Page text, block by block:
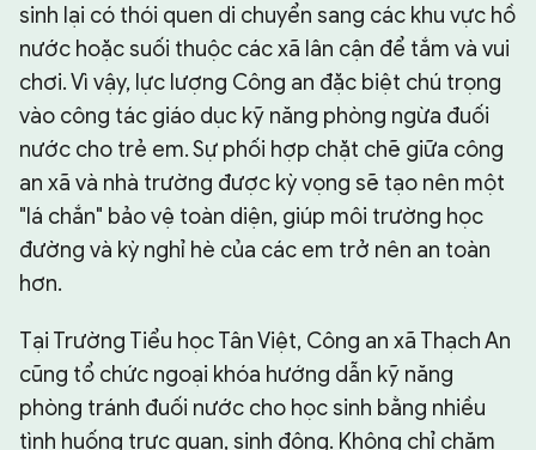
sinh lại có thói quen di chuyển sang các khu vực hồ
nước hoặc suối thuộc các xã lân cận để tắm và vui
chơi. Vì vậy, lực lượng Công an đặc biệt chú trọng
vào công tác giáo dục kỹ năng phòng ngừa đuối
nước cho trẻ em. Sự phối hợp chặt chẽ giữa công
an xã và nhà trường được kỳ vọng sẽ tạo nên một
"lá chắn" bảo vệ toàn diện, giúp môi trường học
đường và kỳ nghỉ hè của các em trở nên an toàn
hơn.
Tại Trường Tiểu học Tân Việt, Công an xã Thạch An
cũng tổ chức ngoại khóa hướng dẫn kỹ năng
phòng tránh đuối nước cho học sinh bằng nhiều
tình huống trực quan, sinh động. Không chỉ chăm